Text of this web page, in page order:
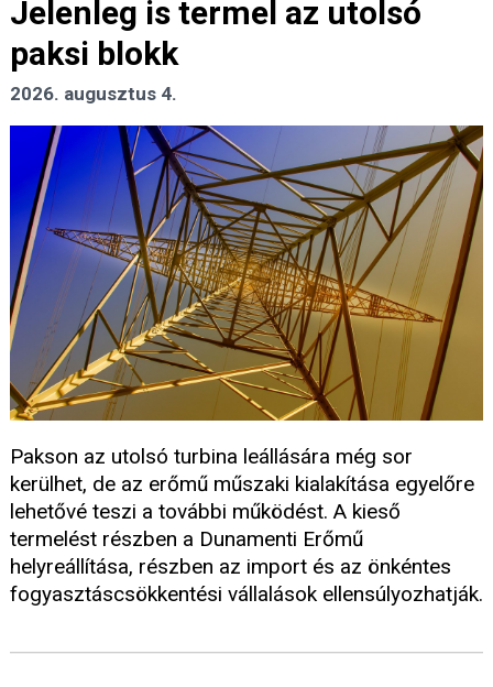
Jelenleg is termel az utolsó
paksi blokk
2026. augusztus 4.
Pakson az utolsó turbina leállására még sor
kerülhet, de az erőmű műszaki kialakítása egyelőre
lehetővé teszi a további működést. A kieső
termelést részben a Dunamenti Erőmű
helyreállítása, részben az import és az önkéntes
fogyasztáscsökkentési vállalások ellensúlyozhatják.